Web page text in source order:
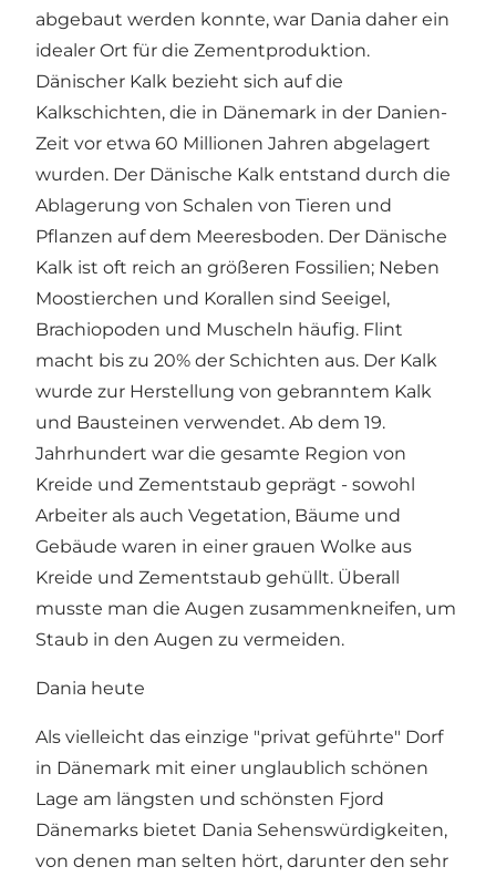
abgebaut werden konnte, war Dania daher ein
idealer Ort für die Zementproduktion.
Dänischer Kalk bezieht sich auf die
Kalkschichten, die in Dänemark in der Danien-
Zeit vor etwa 60 Millionen Jahren abgelagert
wurden. Der Dänische Kalk entstand durch die
Ablagerung von Schalen von Tieren und
Pflanzen auf dem Meeresboden. Der Dänische
Kalk ist oft reich an größeren Fossilien; Neben
Moostierchen und Korallen sind Seeigel,
Brachiopoden und Muscheln häufig. Flint
macht bis zu 20% der Schichten aus. Der Kalk
wurde zur Herstellung von gebranntem Kalk
und Bausteinen verwendet. Ab dem 19.
Jahrhundert war die gesamte Region von
Kreide und Zementstaub geprägt - sowohl
Arbeiter als auch Vegetation, Bäume und
Gebäude waren in einer grauen Wolke aus
Kreide und Zementstaub gehüllt. Überall
musste man die Augen zusammenkneifen, um
Staub in den Augen zu vermeiden.
Dania heute
Als vielleicht das einzige "privat geführte" Dorf
in Dänemark mit einer unglaublich schönen
Lage am längsten und schönsten Fjord
Dänemarks bietet Dania Sehenswürdigkeiten,
von denen man selten hört, darunter den sehr